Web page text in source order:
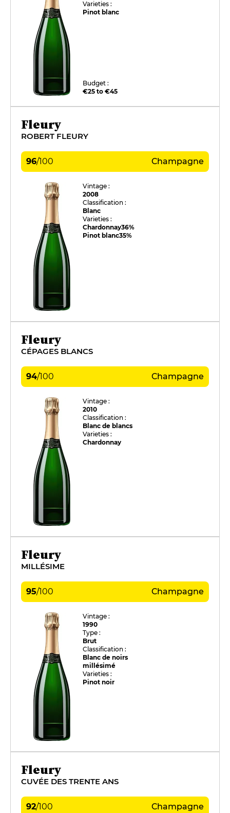
Varieties :
Pinot blanc
Budget :
€25 to €45
Fleury
ROBERT FLEURY
96/100 Champagne
Vintage :
2008
Classification :
Blanc
Varieties :
Chardonnay36%
Pinot blanc35%
Fleury
CÉPAGES BLANCS
94/100 Champagne
Vintage :
2010
Classification :
Blanc de blancs
Varieties :
Chardonnay
Fleury
MILLÉSIME
95/100 Champagne
Vintage :
1990
Type :
Brut
Classification :
Blanc de noirs
millésimé
Varieties :
Pinot noir
Fleury
CUVÉE DES TRENTE ANS
92/100 Champagne